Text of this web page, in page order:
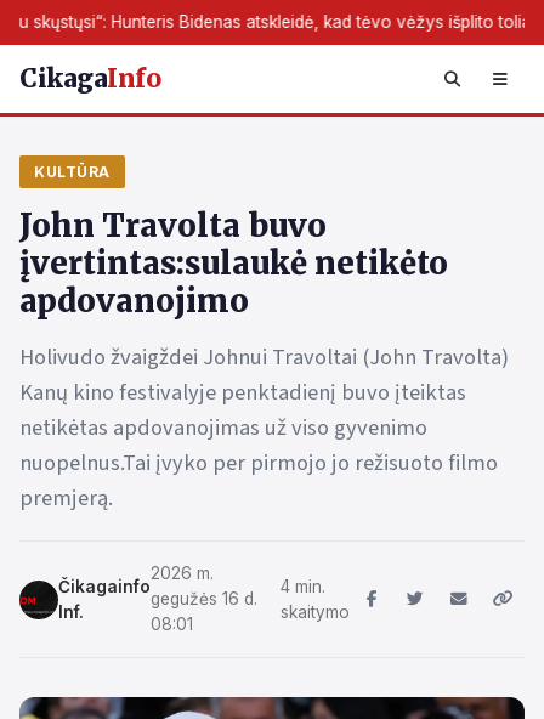
Bidenas atskleidė, kad tėvo vėžys išplito toliau JAV
CikagaInfo
KULTŪRA
John Travolta buvo
įvertintas:sulaukė netikėto
apdovanojimo
Holivudo žvaigždei Johnui Travoltai (John Travolta)
Kanų kino festivalyje penktadienį buvo įteiktas
netikėtas apdovanojimas už viso gyvenimo
nuopelnus.Tai įvyko per pirmojo jo režisuoto filmo
premjerą.
Čikagainfo
Inf.
2026 m.
gegužės 16 d.
08:01
4 min.
skaitymo